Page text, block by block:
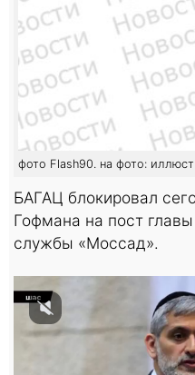
фото Flash90. на фото:
БАГАЦ блокировал
Гофмана на пост
службы «Моссад».